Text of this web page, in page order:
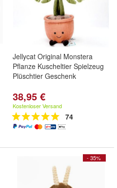
Jellycat Original Monstera
Pflanze Kuscheltier Spielzeug
Plüschtier Geschenk
38,95 €
Kostenloser Versand
74
- 35%